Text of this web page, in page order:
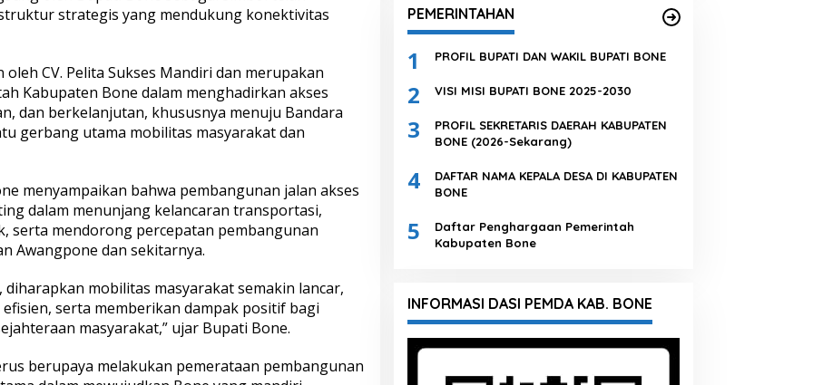
strategis yang mendukung konektivitas
CV. Pelita Sukses Mandiri dan merupakan
Kabupaten Bone dalam menghadirkan akses
dan berkelanjutan, khususnya menuju Bandara
gerbang utama mobilitas masyarakat dan
menyampaikan bahwa pembangunan jalan akses
dalam menunjang kelancaran transportasi,
serta mendorong percepatan pembangunan
Awangpone dan sekitarnya.
diharapkan mobilitas masyarakat semakin lancar,
serta memberikan dampak positif bagi
masyarakat,” ujar Bupati Bone.
berupaya melakukan pemerataan pembangunan
PEMERINTAHAN
1 PROFIL BUPATI DAN WAKIL BUPATI BONE
2 VISI MISI BUPATI BONE 2025-2030
3
PROFIL SEKRETARIS DAERAH KABUPATEN
BONE (2026-Sekarang)
4
DAFTAR NAMA KEPALA DESA DI KABUPATEN
BONE
5
Daftar Penghargaan Pemerintah
Kabupaten Bone
INFORMASI DASI PEMDA KAB. BONE